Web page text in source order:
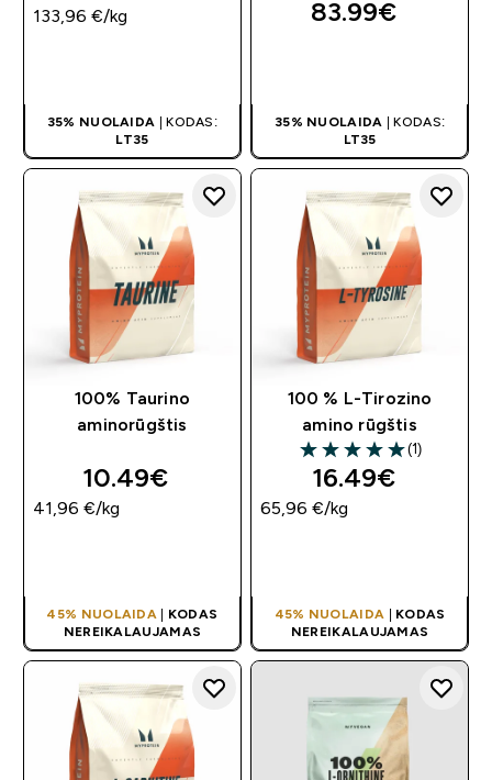
133,96 €‎/kg
35% NUOLAIDA | KODAS:
LT35
83.99€‎
35% NUOLAIDA | KODAS:
LT35
100% Taurino
aminorūgštis
10.49€‎
41,96 €‎/kg
45% NUOLAIDA | KODAS
NEREIKALAUJAMAS
100 % L-Tirozino
amino rūgštis
5 out of 5 stars
(1)
16.49€‎
65,96 €‎/kg
45% NUOLAIDA | KODAS
NEREIKALAUJAMAS